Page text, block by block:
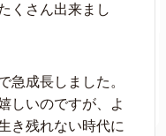
くさん出来まし
急成長しました。
しいのですが、よ
き残れない時代に